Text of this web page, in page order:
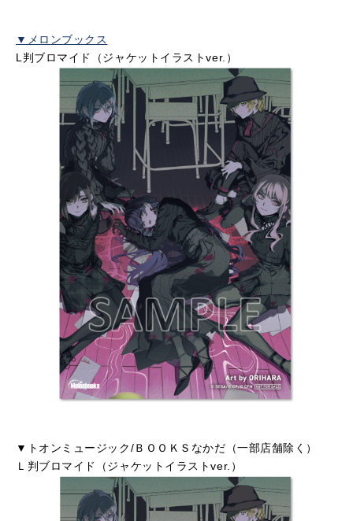
▼メロンブックス
L判ブロマイド（ジャケットイラストver.）
▼トオンミュージック/ＢＯＯＫＳなかだ（一部店舗除く）
Ｌ判ブロマイド（ジャケットイラストver.）